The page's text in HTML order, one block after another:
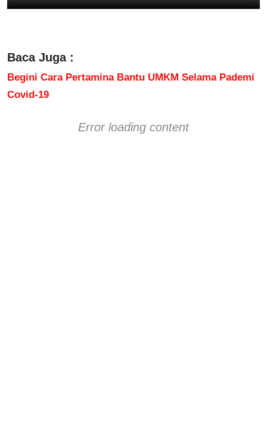
Baca Juga :
Begini Cara Pertamina Bantu UMKM Selama Pademi
Covid-19
Error loading content